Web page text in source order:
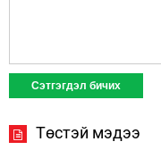
Төстэй мэдээ